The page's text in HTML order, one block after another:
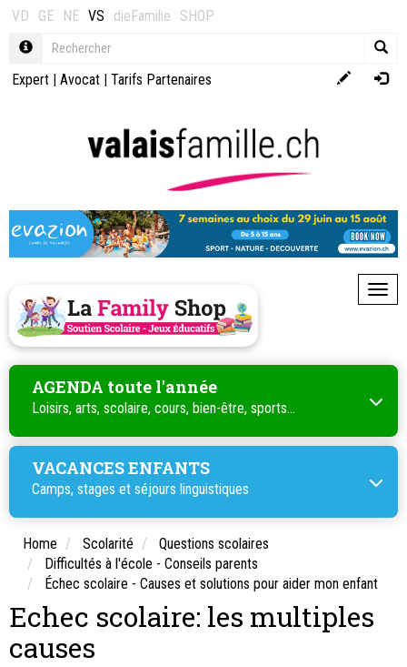
VD GE NE VS dieFamilie SHOP
Expert | Avocat | Tarifs Partenaires
AGENDA toute l'année
Loisirs, arts, scolaire, cours, bien-être, sports...
VACANCES ENFANTS
Camps, stages et séjours linguistiques
Home Scolarité
Questions scolaires
Difficultés à l'école - Conseils parents
Échec scolaire - Causes et solutions pour aider mon enfant
Echec scolaire: les multiples
causes